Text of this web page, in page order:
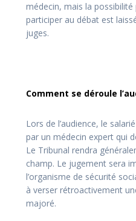
médecin, mais la
participer au débat est
juges.
Comment se déroule
Lors de l’audience, le
par un médecin expert qui
Le Tribunal rendra
champ. Le jugement sera
l’organisme de sécurité
à verser rétroactivement
majoré.